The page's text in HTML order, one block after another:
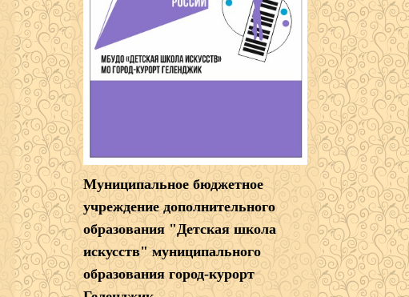
Муниципальное бюджетное
учреждение дополнительного
образования "Детская школа
искусств" муниципального
образования город-курорт